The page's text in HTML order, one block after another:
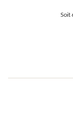
Soit